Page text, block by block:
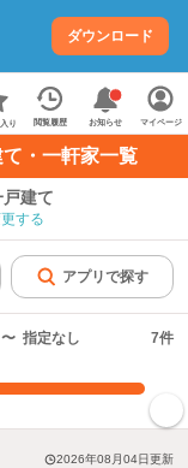
ダウンロード
り 閲覧履歴 お知らせ マイページ
・一軒家一覧
戸建て
する
アプリで探す
〜 指定なし 7件
2026年08月04日更新